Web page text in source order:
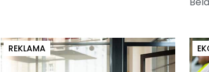
REKLAMA